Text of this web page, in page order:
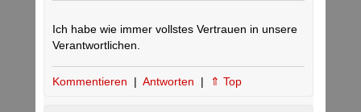
Ich habe wie immer vollstes Vertrauen in unsere
Verantwortlichen.
Kommentieren | Antworten | ⇑ Top